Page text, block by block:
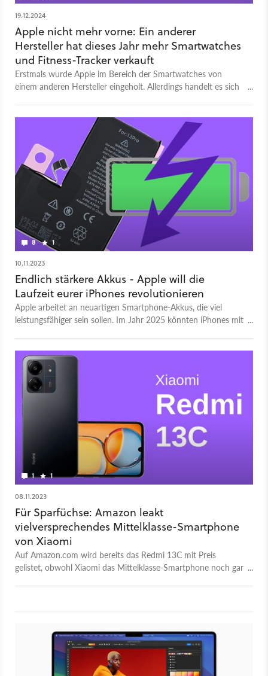
19.12.2024
Apple nicht mehr vorne: Ein anderer
Hersteller hat dieses Jahr mehr Smartwatches
und Fitness-Tracker verkauft
Erstmals wurde Apple im Bereich der Smartwatches von
einem anderen Hersteller eingeholt. Allerdings handelt es sich
Konkurrenten aus China.
8 1
10.11.2023
Endlich stärkere Akkus - Apple will die
Laufzeit eurer iPhones revolutionieren
Apple arbeitet an neuartigen Smartphone-Akkus, die viel
leistungsfähiger sein sollen. Im Jahr 2025 könnten iPhones mit
1 1
08.11.2023
Für Sparfüchse: Amazon leakt
vielversprechendes Mittelklasse-Smartphone
von Xiaomi
Auf Amazon.com wird bereits das Redmi 13C mit Preis
gelistet, obwohl Xiaomi das Mittelklasse-Smartphone noch gar